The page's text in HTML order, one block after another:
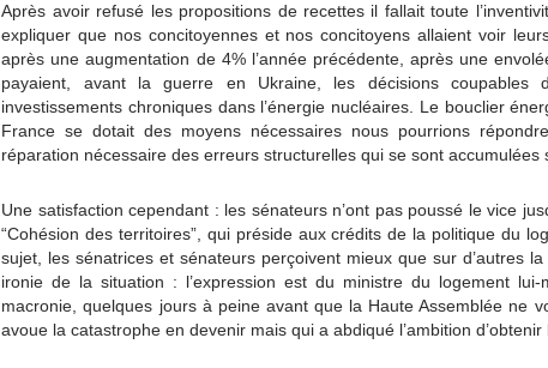
Après avoir refusé les propositions de recettes il fallait toute
expliquer que nos concitoyennes et nos concitoyens allaient voir
après une augmentation de 4% l’année précédente, après une
payaient, avant la guerre en Ukraine, les décisions coupables
investissements chroniques dans l’énergie nucléaires. Le bouclier
France se dotait des moyens nécessaires nous pourrions
réparation nécessaire des erreurs structurelles qui se sont accumulées
Une satisfaction cependant : les sénateurs n’ont pas poussé le vice
“Cohésion des territoires”, qui préside aux crédits de la politique du
sujet, les sénatrices et sénateurs perçoivent mieux que sur d’autres
ironie de la situation : l’expression est du ministre du logement
macronie, quelques jours à peine avant que la Haute Assemblée ne
avoue la catastrophe en devenir mais qui a abdiqué l’ambition